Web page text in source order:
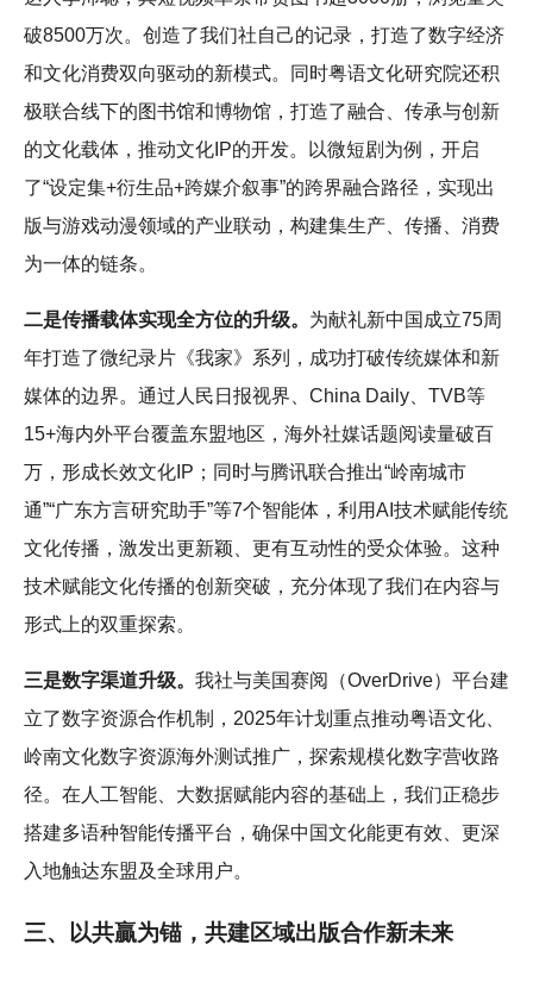
破8500万次。创造了我们社自己的记录，打造了数字经济
和文化消费双向驱动的新模式。同时粤语文化研究院还积
极联合线下的图书馆和博物馆，打造了融合、传承与创新
的文化载体，推动文化IP的开发。以微短剧为例，开启
了“设定集+衍生品+跨媒介叙事”的跨界融合路径，实现出
版与游戏动漫领域的产业联动，构建集生产、传播、消费
为一体的链条。
二是传播载体实现全方位的升级。 为献礼新中国成立75周
年打造了微纪录片《我家》系列，成功打破传统媒体和新
媒体的边界。通过人民日报视界、China Daily、TVB等
15+海内外平台覆盖东盟地区，海外社媒话题阅读量破百
万，形成长效文化IP；同时与腾讯联合推出“岭南城市
通”“广东方言研究助手”等7个智能体，利用AI技术赋能传统
文化传播，激发出更新颖、更有互动性的受众体验。这种
技术赋能文化传播的创新突破，充分体现了我们在内容与
形式上的双重探索。
三是数字渠道升级。 我社与美国赛阅（OverDrive）平台建
立了数字资源合作机制，2025年计划重点推动粤语文化、
岭南文化数字资源海外测试推广，探索规模化数字营收路
径。在人工智能、大数据赋能内容的基础上，我们正稳步
搭建多语种智能传播平台，确保中国文化能更有效、更深
入地触达东盟及全球用户。
三、以共贏为锚，共建区域出版合作新未来